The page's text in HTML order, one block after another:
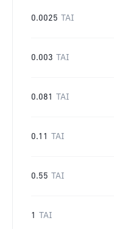
0.0025 TAI
0.003 TAI
0.081 TAI
0.11 TAI
0.55 TAI
1 TAI